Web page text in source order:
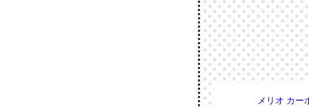
メリオ カー